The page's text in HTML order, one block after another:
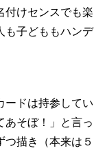
付けセンスでも楽
も子どももハンデ
ードは持参してい
あそぼ！」と言っ
描き（本来は５